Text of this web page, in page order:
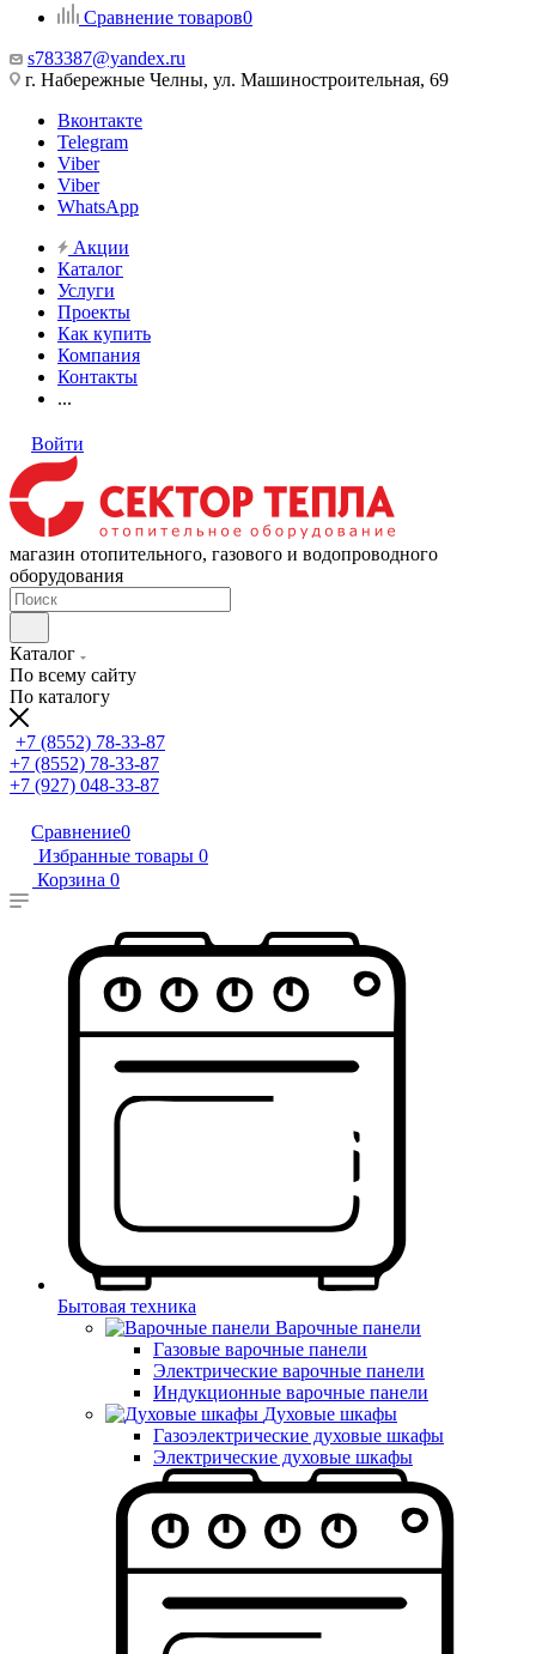
Сравнение товаров0
s783387@yandex.ru
г. Набережные Челны, ул. Машиностроительная, 69
Вконтакте
Telegram
Viber
Viber
WhatsApp
Акции
Каталог
Услуги
Проекты
Как купить
Компания
Контакты
...
Войти
магазин отопительного, газового и водопроводного
оборудования
Каталог
По всему сайту
По каталогу
+7 (8552) 78-33-87
+7 (8552) 78-33-87
+7 (927) 048-33-87
Сравнение0
Избранные товары 0
Корзина 0
Бытовая техника
Варочные панели
Газовые варочные панели
Электрические варочные панели
Индукционные варочные панели
Духовые шкафы
Газоэлектрические духовые шкафы
Электрические духовые шкафы